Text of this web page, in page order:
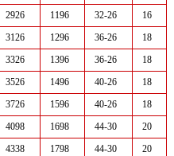
2926 1196 32-26
16
3126 1296 36-26
18
3326 1396 36-26
18
3526 1496 40-26
18
3726 1596 40-26
18
4098 1698 44-30
20
4338 1798 44-30
20